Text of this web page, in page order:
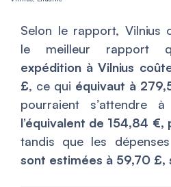
Selon le rapport, Vilnius
le meilleur rapport
expédition à Vilnius
£, ce qui équivaut à
pourraient s’attendre
l’équivalent de 154,84 €,
tandis que les
sont estimées à 59,70 £,